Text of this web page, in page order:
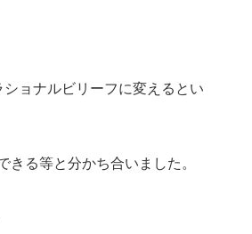
ョナルビリーフに変えるとい
る等と分かち合いました。